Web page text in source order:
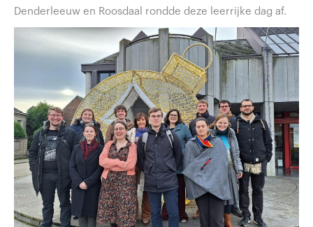
Denderleeuw en Roosdaal rondde deze leerrijke dag af.